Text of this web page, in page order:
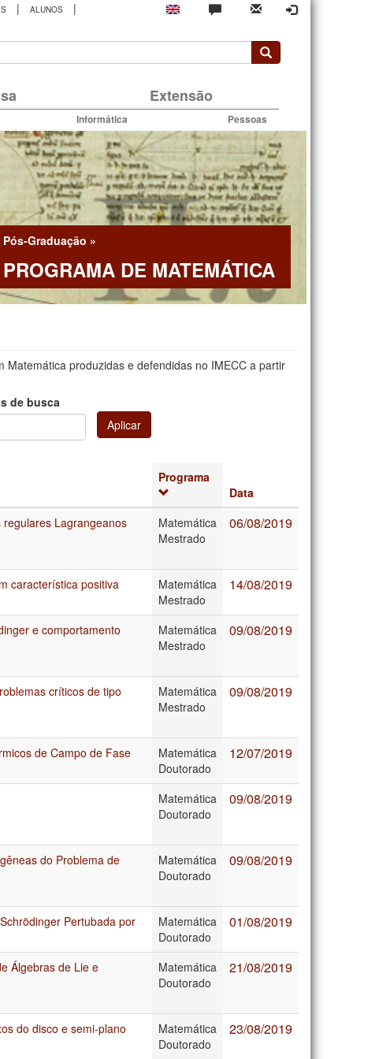
| ALUNOS |
Extensão
Informática Pessoas
Pós-Graduação »
PROGRAMA DE MATEMÁTICA
produzidas e defendidas no IMECC a partir
de busca
Aplicar
Programa
Data
Lagrangeanos
Matemática
Mestrado
06/08/2019
característica positiva
Matemática
Mestrado
14/08/2019
e comportamento
Matemática
Mestrado
09/08/2019
críticos de tipo
Matemática
Mestrado
09/08/2019
de Campo de Fase
Matemática
Doutorado
12/07/2019
Matemática
Doutorado
09/08/2019
do Problema de
Matemática
Doutorado
09/08/2019
Pertubada por
Matemática
Doutorado
01/08/2019
Álgebras de Lie e
Matemática
Doutorado
21/08/2019
do disco e semi-plano
Matemática
Doutorado
23/08/2019